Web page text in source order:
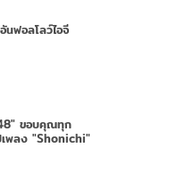
ฟอลโลว์ไอจี
ขอบคุณทุก
พลง "Shonichi"